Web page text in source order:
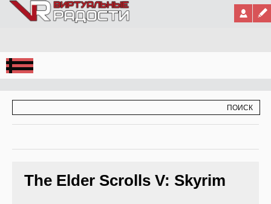
Jump to Navigation
The Elder Scrolls V: Skyrim